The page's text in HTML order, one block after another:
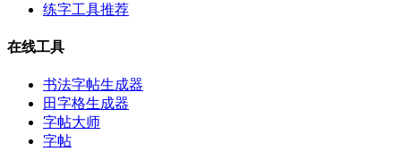
练字工具推荐
在线工具
书法字帖生成器
田字格生成器
字帖大师
字帖